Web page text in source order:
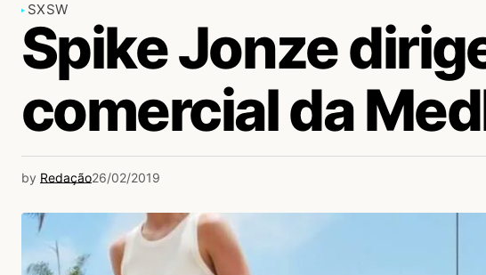
SXSW
Spike Jonze
comercial da
by Redação26/02/2019